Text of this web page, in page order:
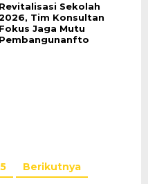
Revitalisasi Sekolah
Tim Konsultan
Fokus Jaga Mutu
Pembangunanfto
Berikutnya